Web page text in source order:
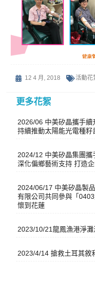
12 4 月, 2018 活動花
更多花絮
2026/06 中美矽晶攜手續
持續推動太陽能光電種
2024/12 中美矽晶集團
深化偏鄉藝術支持 打造
2024/06/17 中美矽晶製
有限公司共同參與「
懷到花蓮
2023/10/21龍鳳漁港淨灘
2023/4/14 搶救土耳其敘